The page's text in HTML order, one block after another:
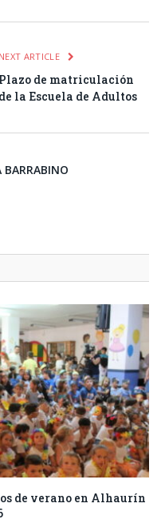
NEXT ARTICLE
Plazo de matriculación
de la Escuela de Adultos
BARRABINO
de verano en Alhaurín